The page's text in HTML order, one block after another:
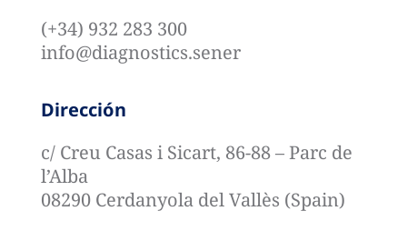
(+34) 932 283 300
info@diagnostics.sener
Dirección
c/ Creu Casas i Sicart, 86-88 – Parc de
l’Alba
08290 Cerdanyola del Vallès (Spain)